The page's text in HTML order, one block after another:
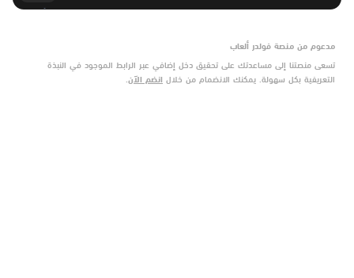
مدعوم من منصة فولدر ألعاب
تسعى منصتنا إلى مساعدتك على تحقيق دخل إضافي عبر الرابط الموجود في النبذة
التعريفية بكل سهولة. يمكنك الانضمام من خلال انضم الآن